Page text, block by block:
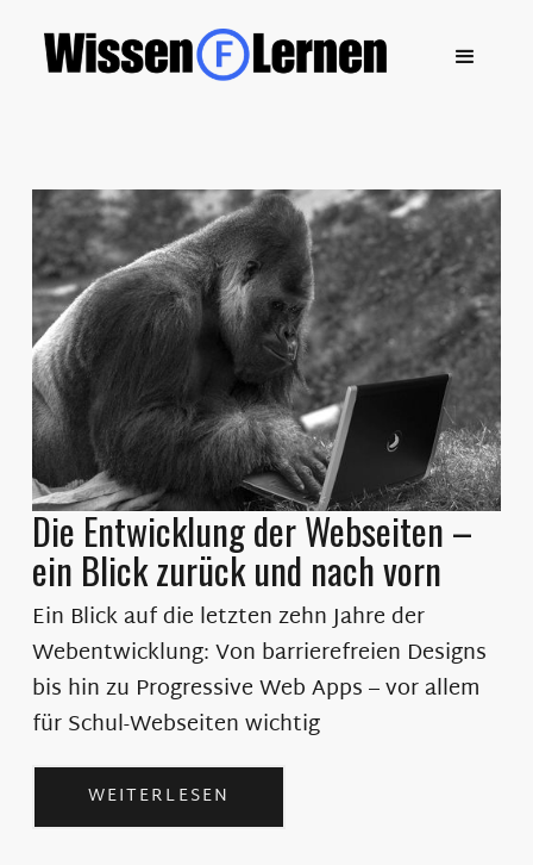
Die Entwicklung der Webseiten –
ein Blick zurück und nach vorn
Ein Blick auf die letzten zehn Jahre der
Webentwicklung: Von barrierefreien Designs
bis hin zu Progressive Web Apps – vor allem
für Schul-Webseiten wichtig
WEITERLESEN